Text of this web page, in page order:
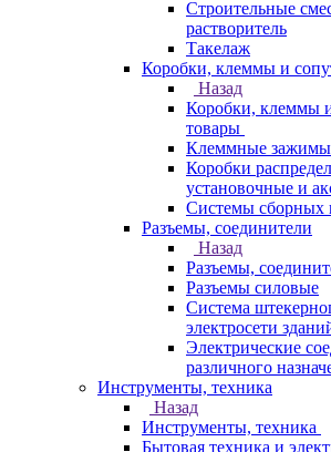
Строительные
растворитель
Такелаж
Коробки, клеммы и
Назад
Коробки, клеммы
товары
Клеммные зажимы
Коробки
установочные и
Системы сборных
Разъемы, соединители
Назад
Разъемы,
Разъемы силовые
Система
электросети
Электрические
различного
Инструменты, техника
Назад
Инструменты, техника
Бытовая техника и